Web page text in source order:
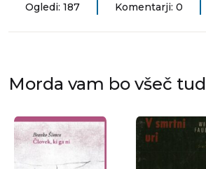
Ogledi: 187 Komentarji: 0
Morda vam bo všeč